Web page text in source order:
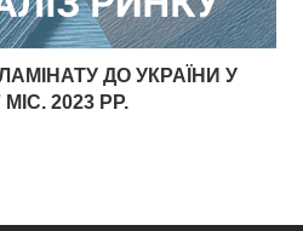
ДО УКРАЇНИ У
МІС. 2023 РР.